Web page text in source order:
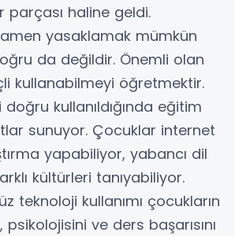
parçası haline geldi.
yasaklamak mümkün
da değildir. Önemli olan
kullanabilmeyi öğretmektir.
kullanıldığında eğitim
sunuyor. Çocuklar internet
yapabiliyor, yabancı dil
kültürleri tanıyabiliyor.
teknoloji kullanımı çocukların
psikolojisini ve ders başarısını